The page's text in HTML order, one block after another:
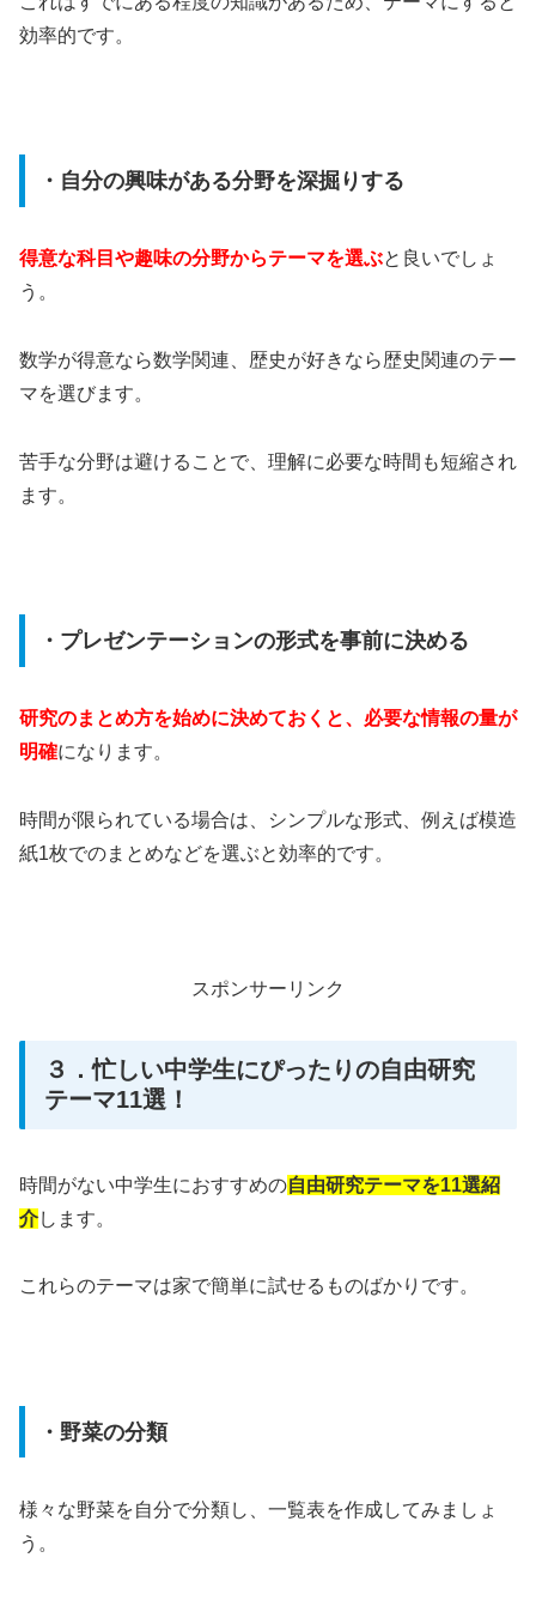
効率的です。
・自分の興味がある分野を深掘りする
得意な科目や趣味の分野からテーマを選ぶと良いでしょ
う。
数学が得意なら数学関連、歴史が好きなら歴史関連のテー
マを選びます。
苦手な分野は避けることで、理解に必要な時間も短縮され
ます。
・プレゼンテーションの形式を事前に決める
研究のまとめ方を始めに決めておくと、必要な情報の量が
明確になります。
時間が限られている場合は、シンプルな形式、例えば模造
紙1枚でのまとめなどを選ぶと効率的です。
スポンサーリンク
３．忙しい中学生にぴったりの自由研究
テーマ11選！
時間がない中学生におすすめの自由研究テーマを11選紹
介します。
これらのテーマは家で簡単に試せるものばかりです。
・野菜の分類
様々な野菜を自分で分類し、一覧表を作成してみましょ
う。